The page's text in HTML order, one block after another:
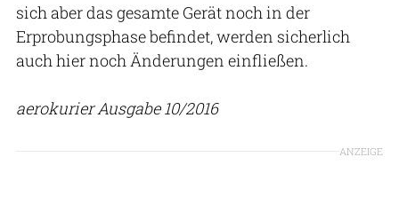
sich aber das gesamte Gerät noch in der
Erprobungsphase befindet, werden sicherlich
auch hier noch Änderungen einfließen.
aerokurier Ausgabe 10/2016
ANZEIGE